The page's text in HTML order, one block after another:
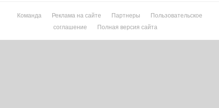
Команда Реклама на сайте Партнеры
Пользовательское
соглашение
Полная версия сайта